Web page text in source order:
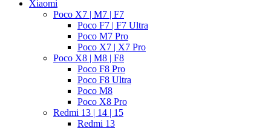
Xiaomi
Poco X7 | M7 | F7
Poco F7 | F7 Ultra
Poco M7 Pro
Poco X7 | X7 Pro
Poco X8 | M8 | F8
Poco F8 Pro
Poco F8 Ultra
Poco M8
Poco X8 Pro
Redmi 13 | 14 | 15
Redmi 13